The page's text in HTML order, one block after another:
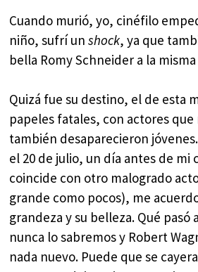
Cuando murió, yo, cinéfilo
niño, sufrí unshock, ya que
bella Romy Schneider a la
Quizá fue su destino, el de esta
papeles fatales, con actores
también desaparecieron
el 20 de julio, un día antes de mi
coincide con otro malogrado
grande como pocos), me
grandeza y su belleza. Qué pasó
nunca lo sabremos y Robert
nada nuevo. Puede que se